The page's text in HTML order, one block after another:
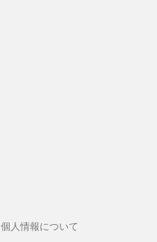
個人情報について